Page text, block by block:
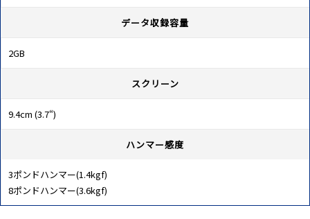
データ収録容量
2GB
スクリーン
9.4cm (3.7“)
ハンマー感度
3ポンドハンマー(1.4kgf)
8ポンドハンマー(3.6kgf)